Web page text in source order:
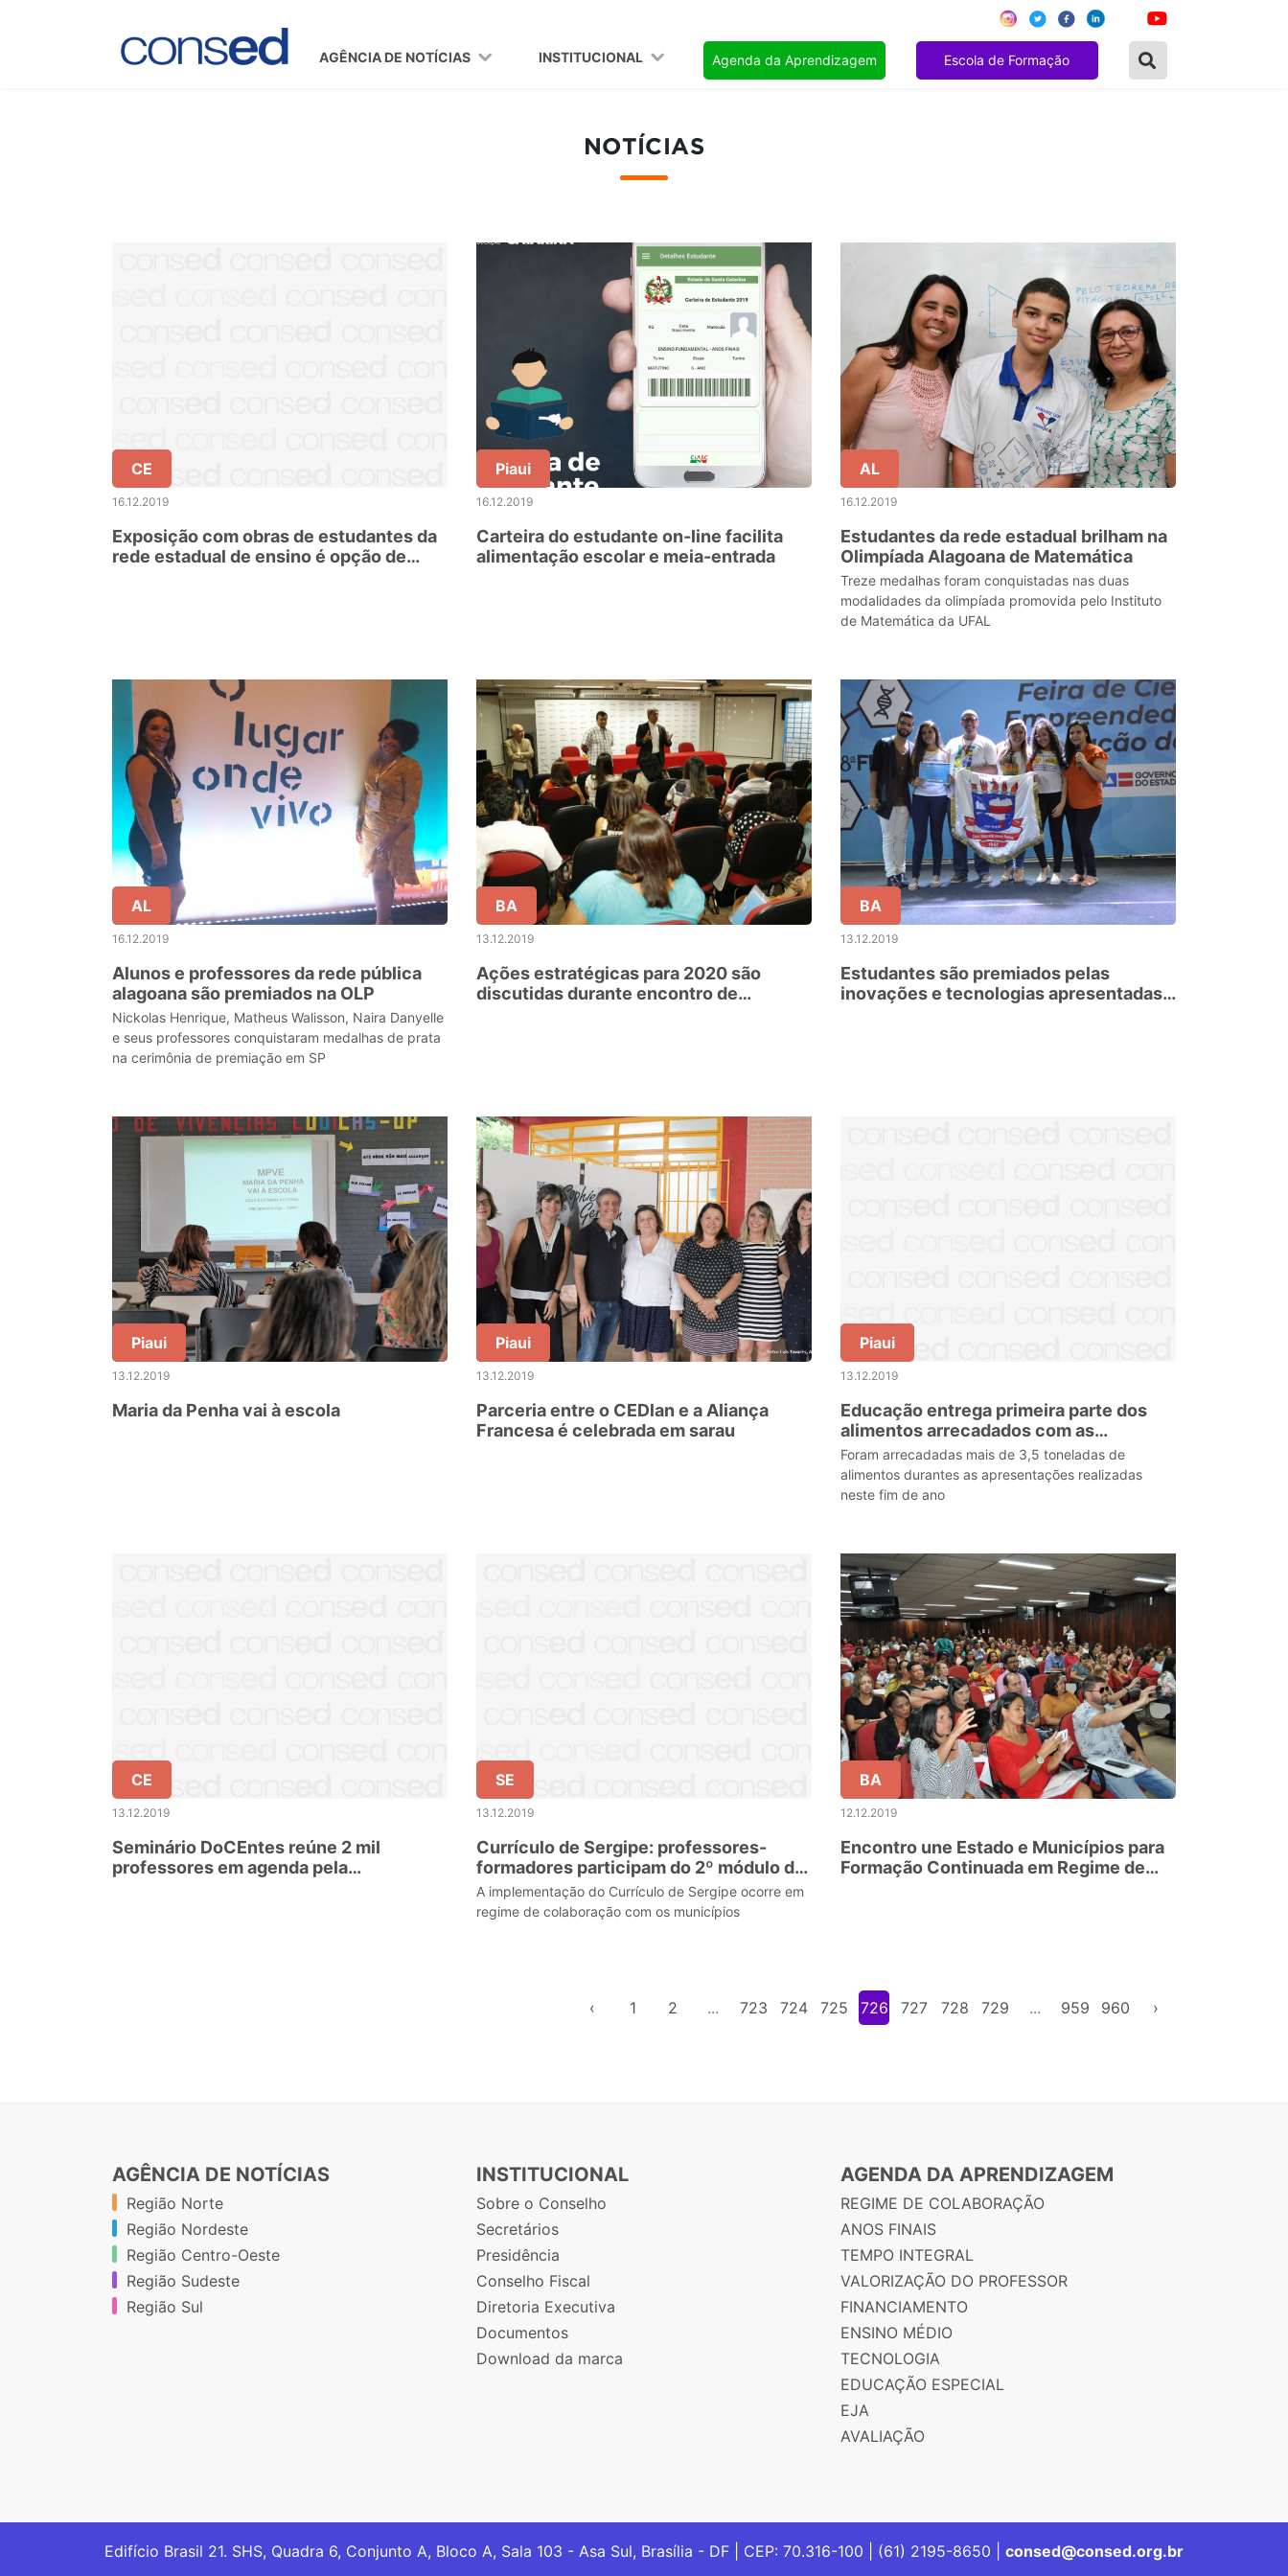
AGÊNCIA DE NOTÍCIAS INSTITUCIONAL Agenda da Aprendizagem Escola de Formação
NOTÍCIAS
CE
16.12.2019
Exposição com obras de estudantes da
rede estadual de ensino é opção de
Piaui
16.12.2019
Carteira do estudante on-line facilita
alimentação escolar e meia-entrada
AL
16.12.2019
Estudantes da rede estadual brilham na
Olimpíada Alagoana de Matemática
Treze medalhas foram conquistadas nas duas
modalidades da olimpíada promovida pelo Instituto
de Matemática da UFAL
AL
16.12.2019
Alunos e professores da rede pública
alagoana são premiados na OLP
Nickolas Henrique, Matheus Walisson, Naira Danyelle
e seus professores conquistaram medalhas de prata
na cerimônia de premiação em SP
BA
13.12.2019
Ações estratégicas para 2020 são
discutidas durante encontro de
BA
13.12.2019
Estudantes são premiados pelas
inovações e tecnologias apresentadas
Piaui
13.12.2019
Maria da Penha vai à escola
Piaui
13.12.2019
Parceria entre o CEDlan e a Aliança
Francesa é celebrada em sarau
Piaui
13.12.2019
Educação entrega primeira parte dos
alimentos arrecadados com as
apresentações do Balé Popular
Foram arrecadadas mais de 3,5 toneladas de
alimentos durantes as apresentações realizadas
neste fim de ano
CE
13.12.2019
Seminário DoCEntes reúne 2 mil
professores em agenda pela
SE
13.12.2019
Currículo de Sergipe: professores-
formadores participam do 2º módulo de
formação
A implementação do Currículo de Sergipe ocorre em
regime de colaboração com os municípios
BA
12.12.2019
Encontro une Estado e Municípios para
Formação Continuada em Regime de
‹ 1 2 ... 723 724 725 726 727 728 729 ... 959 960 ›
AGÊNCIA DE NOTÍCIAS
Região Norte
Região Nordeste
Região Centro-Oeste
Região Sudeste
Região Sul
INSTITUCIONAL
Sobre o Conselho
Secretários
Presidência
Conselho Fiscal
Diretoria Executiva
Documentos
Download da marca
AGENDA DA APRENDIZAGEM
REGIME DE COLABORAÇÃO
ANOS FINAIS
TEMPO INTEGRAL
VALORIZAÇÃO DO PROFESSOR
FINANCIAMENTO
ENSINO MÉDIO
TECNOLOGIA
EDUCAÇÃO ESPECIAL
EJA
AVALIAÇÃO
Edifício Brasil 21. SHS, Quadra 6, Conjunto A, Bloco A, Sala 103 - Asa Sul, Brasília - DF | CEP: 70.316-100 | (61) 2195-8650 | consed@consed.org.br